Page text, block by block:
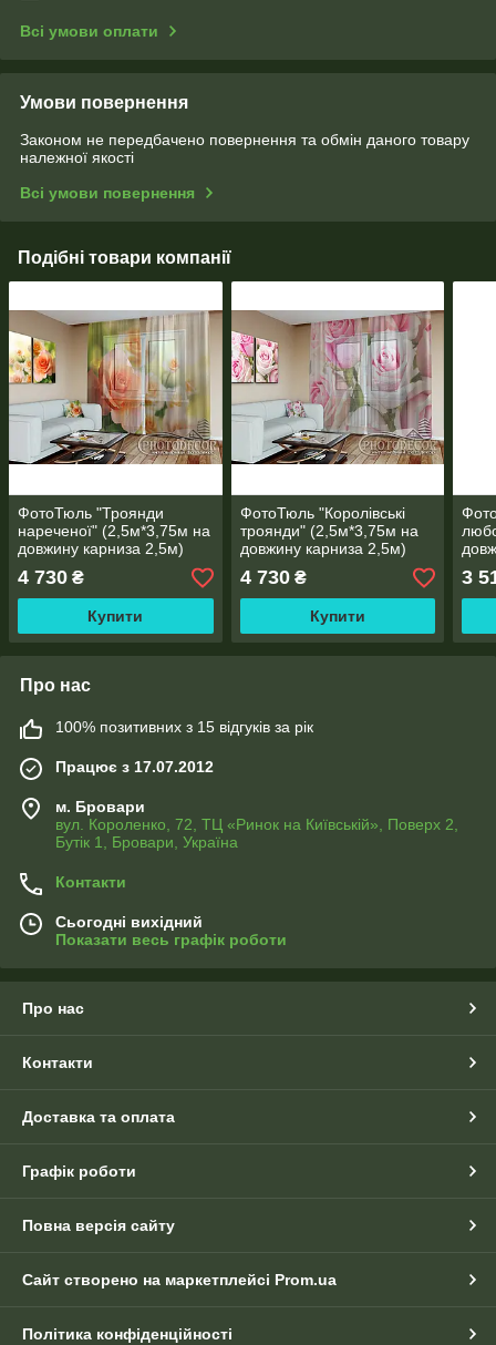
Всі умови оплати
Умови повернення
Законом не передбачено повернення та обмін даного товару
належної якості
Всі умови повернення
Подібні товари компанії
ФотоТюль "Троянди
нареченої" (2,5м*3,75м на
довжину карниза 2,5м)
4 730 ₴
Купити
ФотоТюль "Королівські
троянди" (2,5м*3,75м на
довжину карниза 2,5м)
4 730₴
Купити
3
Про нас
100% позитивних з 15 відгуків за рік
Працює з 17.07.2012
м. Бровари
вул. Короленко, 72, ТЦ «Ринок на Київській», Поверх 2,
Бутік 1, Бровари, Україна
Контакти
Сьогодні вихідний
Показати весь графік роботи
Про нас
Контакти
Доставка та оплата
Графік роботи
Повна версія сайту
Сайт створено на маркетплейсі Prom.ua
Політика конфіденційності